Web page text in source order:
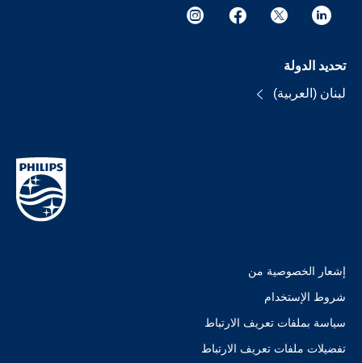
تحديد الدولة
لبنان (العربية)
إشعار الخصوصية من
شروط الإستخدام
سياسة بملفات تعريف الارتباط
تفضيلات ملفات تعريف الارتباط